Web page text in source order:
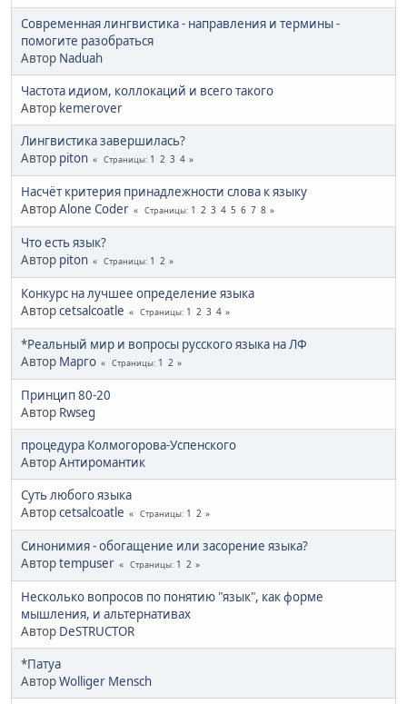
Современная лингвистика - направления и термины -
помогите разобраться
Автор Naduah
Частота идиом, коллокаций и всего такого
Автор kemerover
Лингвистика завершилась?
Автор piton Страницы 1 2 3 4
Насчёт критерия принадлежности слова к языку
АвторAlone Coder Страницы 1 2 3 4 5 6 7 8
Что есть язык?
Автор piton Страницы 1 2
Конкурс на лучшее определение языка
Авторcetsalcoatle Страницы 1 2 3 4
*Реальный мир и вопросы русского языка на ЛФ
Автор Марго Страницы 1 2
Принцип 80-20
Автор Rwseg
процедура Колмогорова-Успенского
АвторАнтиромантик
Суть любого языка
Авторcetsalcoatle Страницы 1 2
Синонимия - обогащение или засорение языка?
Авторtempuser Страницы 1 2
Несколько вопросов по понятию "язык", как форме
мышления, и альтернативах
Автор DeSTRUCTOR
*Патуа
АвторWolliger Mensch